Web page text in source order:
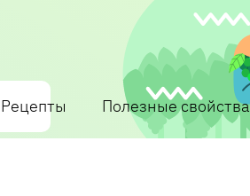
Рецепты Полезные свойства